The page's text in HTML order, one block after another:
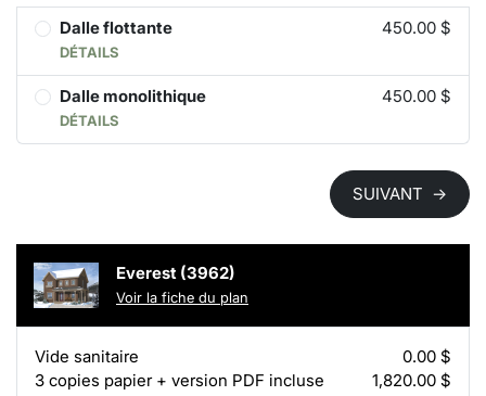
Dalle flottante
DÉTAILS
450.00 $
Dalle monolithique
DÉTAILS
450.00 $
SUIVANT →
Everest (3962)
Voir la fiche du plan
Vide sanitaire
0.00 $
3 copies papier + version PDF incluse
1,820.00 $